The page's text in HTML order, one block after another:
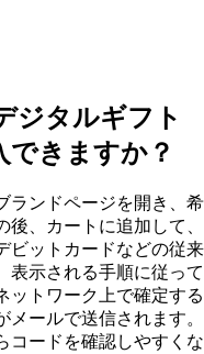
ジタルギフト
できますか？
ランドページを開き、希
、カートに追加して、
ビットカードなどの従来
表示される手順に従って
ットワーク上で確定する
ールで送信されます。
コードを確認しやすくな